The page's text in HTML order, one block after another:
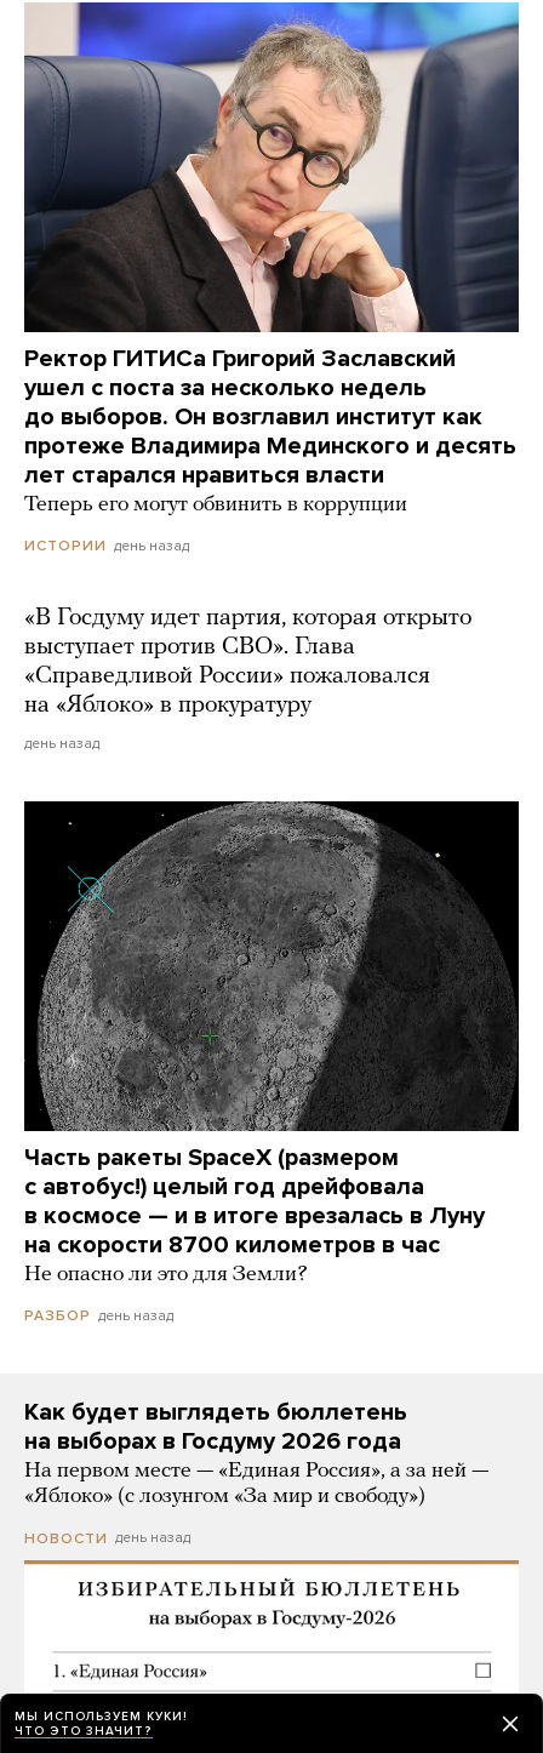
Ректор ГИТИСа Григорий Заславский
ушел с поста за несколько недель
до выборов. Он возглавил институт как
протеже Владимира Мединского и десять
лет старался нравиться власти
Теперь его могут обвинить в коррупции
ИСТОРИИ день назад
«В Госдуму идет партия, которая открыто
выступает против СВО». Глава
«Справедливой России» пожаловался
на «Яблоко» в прокуратуру
день назад
Часть ракеты SpaceX (размером
с автобус!) целый год дрейфовала
в космосе — и в итоге врезалась в Луну
на скорости 8700 километров в час
Не опасно ли это для Земли?
РАЗБОР день назад
Как будет выглядеть бюллетень
на выборах в Госдуму 2026 года
На первом месте — «Единая Россия», а за ней —
«Яблоко» (с лозунгом «За мир и свободу»)
НОВОСТИ день назад
МЫ ИСПОЛЬЗУЕМ КУКИ!
ЧТО ЭТО ЗНАЧИТ?